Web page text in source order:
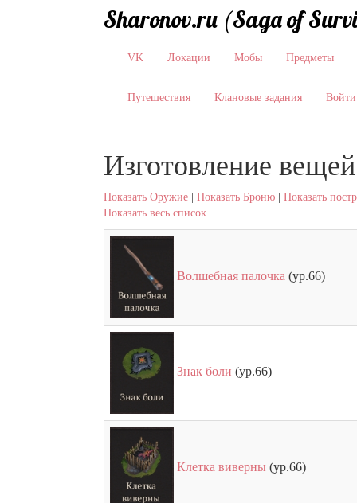
Sharonov.ru (Saga of
VK Локации Мобы Предметы
Путешествия Клановые задания Войти
Изготовление
Показать Оружие Показать Броню
Показать
Показать весь список
Волшебная палочка (ур.66)
Знак боли (ур.66)
Клетка виверны (ур.66)